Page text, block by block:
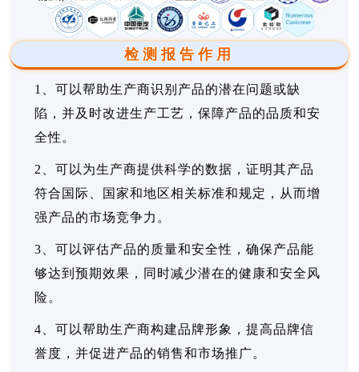
检测报告作用
1、可以帮助生产商识别产品的潜在问题或缺
陷，并及时改进生产工艺，保障产品的品质和安
全性。
2、可以为生产商提供科学的数据，证明其产品
符合国际、国家和地区相关标准和规定，从而增
强产品的市场竞争力。
3、可以评估产品的质量和安全性，确保产品能
够达到预期效果，同时减少潜在的健康和安全风
险。
4、可以帮助生产商构建品牌形象，提高品牌信
誉度，并促进产品的销售和市场推广。